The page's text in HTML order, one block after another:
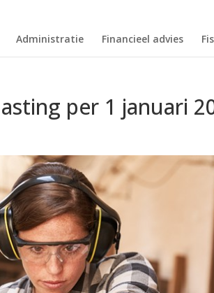
Administratie Financieel advies
per 1 januari